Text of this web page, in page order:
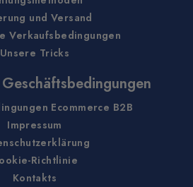
und Versand
Verkaufsbedingungen
Unsere Tricks
Ecommerce B2B
Impressum
Richtlinie
Kontakts